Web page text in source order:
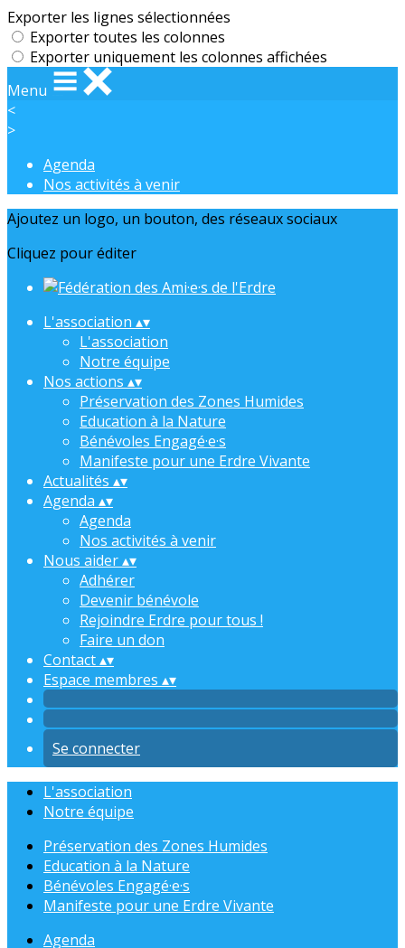
Exporter les lignes sélectionnées
Exporter toutes les colonnes
Exporter uniquement les colonnes affichées
Menu
<
>
Agenda
Nos activités à venir
Ajoutez un logo, un bouton, des réseaux sociaux
Cliquez pour éditer
L'association ▴▾
L'association
Notre équipe
Nos actions ▴▾
Préservation des Zones Humides
Education à la Nature
Bénévoles Engagé·e·s
Manifeste pour une Erdre Vivante
Actualités ▴▾
Agenda ▴▾
Agenda
Nos activités à venir
Nous aider▴▾
Adhérer
Devenir bénévole
Rejoindre Erdre pour tous !
Faire un don
Contact▴▾
Espace membres ▴▾
Se connecter
L'association
Notre équipe
Préservation des Zones Humides
Education à la Nature
Bénévoles Engagé·e·s
Manifeste pour une Erdre Vivante
Agenda